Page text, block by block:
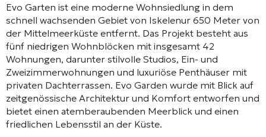
Evo Garten ist eine moderne Wohnsiedlung in dem
schnell wachsenden Gebiet von Iskelenur 650 Meter von
der Mittelmeerküste entfernt. Das Projekt besteht aus
fünf niedrigen Wohnblöcken mit insgesamt 42
Wohnungen, darunter stilvolle Studios, Ein- und
Zweizimmerwohnungen und luxuriöse Penthäuser mit
privaten Dachterrassen. Evo Garden wurde mit Blick auf
zeitgenössische Architektur und Komfort entworfen und
bietet einen atemberaubenden Meerblick und einen
friedlichen Lebensstil an der Küste.